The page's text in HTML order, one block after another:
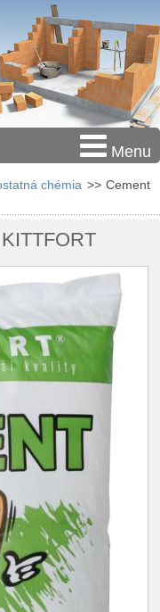
Menu
chémia >> Cement